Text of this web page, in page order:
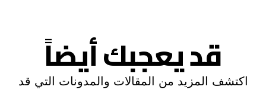
قد يعجبك أيضاً
اكتشف المزيد من المقالات والمدونات التي قد